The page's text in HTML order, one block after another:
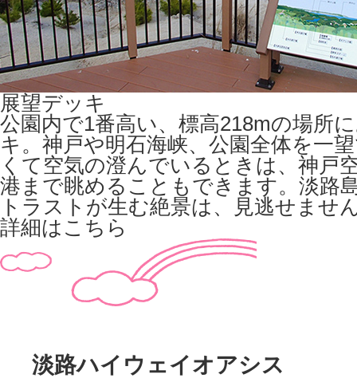
展望デッキ
公園内で1番高い、標高218mの場所
キ。神戸や明石海峡、公園全体を一
くて空気の澄んでいるときは、神戸
港まで眺めることもできます。淡路
トラストが生む絶景は、見逃せませ
詳細はこちら
淡路ハイウェイオアシス